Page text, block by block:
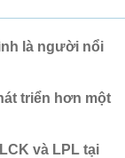
là người nổi
triển hơn một
và LPL tại